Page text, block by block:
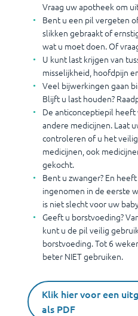
Vraag uw apotheek om
Bent u een pil vergeten
slikken gebraakt of
wat u moet doen. Of
U kunt last krijgen van
misselijkheid, hoofdpijn
Veel bijwerkingen gaan
Blijft u last houden?
De anticonceptiepil
andere medicijnen. Laat
controleren of u het
medicijnen, ook
gekocht.
Bent u zwanger? En
ingenomen in de eerste
is niet slecht voor uw
Geeft u borstvoeding?
kunt u de pil veilig
borstvoeding. Tot 6
beter NIET gebruiken.
Klik hier voor een
als PDF